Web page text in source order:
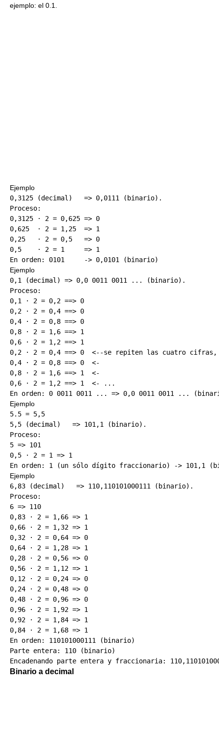
ejemplo: el 0.1.
Ejemplo
0,3125 (decimal)   => 0,0111 (binario).
Proceso:
0,3125 · 2 = 0,625 => 0
0,625  · 2 = 1,25  => 1
0,25   · 2 = 0,5   => 0
0,5    · 2 = 1     => 1
Ejemplo
0,1 (decimal) => 0,0 0011 0011 ... (binario).
Proceso:
0,1 · 2 = 0,2 ==> 0
0,2 · 2 = 0,4 ==> 0
0,4 · 2 = 0,8 ==> 0
0,8 · 2 = 1,6 ==> 1
0,6 · 2 = 1,2 ==> 1
0,2 · 2 = 0,4 ==> 0  <--se repiten las cuatro cifras,
0,4 · 2 = 0,8 ==> 0  <-
0,8 · 2 = 1,6 ==> 1  <-
0,6 · 2 = 1,2 ==> 1  <- ...
Ejemplo
5.5 = 5,5
5,5 (decimal)   => 101,1 (binario).
Proceso:
5 => 101
0,5 · 2 = 1 => 1
Ejemplo
6,83 (decimal)   => 110,110101000111 (binario).
Proceso:
6 => 110
0,83 · 2 = 1,66 => 1
0,66 · 2 = 1,32 => 1
0,32 · 2 = 0,64 => 0
0,64 · 2 = 1,28 => 1
0,28 · 2 = 0,56 => 0
0,56 · 2 = 1,12 => 1
0,12 · 2 = 0,24 => 0
0,24 · 2 = 0,48 => 0
0,48 · 2 = 0,96 => 0
0,96 · 2 = 1,92 => 1
0,92 · 2 = 1,84 => 1
0,84 · 2 = 1,68 => 1
En orden: 110101000111 (binario)
Parte entera: 110 (binario)
Binario a decimal